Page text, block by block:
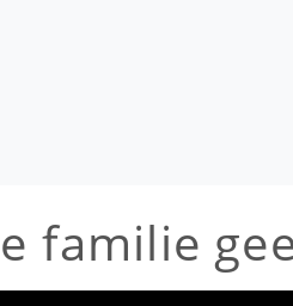
familie